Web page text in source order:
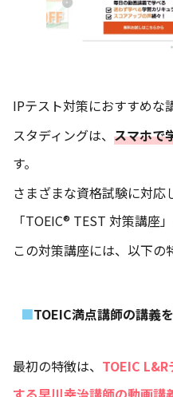
IPテスト対策におすすめな
スタディングは、 スマホで
す。
さまざまな資格試験に対応
「TOEIC® TEST 対策講座」
この対策講座には、以下の
TOEIC満点講師の講義
最初の特徴は、 TOEIC